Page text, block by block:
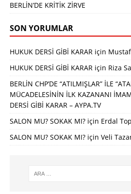
BERLİN’DE KRİTİK ZİRVE
SON YORUMLAR
HUKUK DERSİ GİBİ KARAR için
HUKUK DERSİ GİBİ KARAR için Riza
BERLİN CHP’DE “ATILMIŞLAR” İLE
MÜCADELESİNİN İLK KAZANANI
DERSİ GİBİ KARAR – AYPA.TV
SALON MU? SOKAK MI? için Erdal
SALON MU? SOKAK MI? için Veli